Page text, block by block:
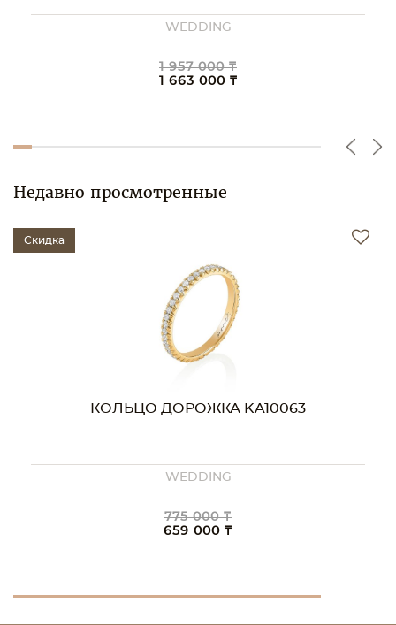
WEDDING
1 957 000 ₸
1 663 000 ₸
Недавно просмотренные
Скидка
КОЛЬЦО ДОРОЖКА KA10063
WEDDING
775 000 ₸
659 000 ₸